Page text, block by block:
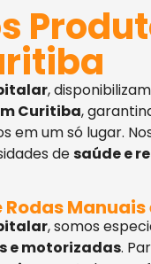
,
Curitiba,
em um só lugar.
desaúde e
, somos
e motorizadas.